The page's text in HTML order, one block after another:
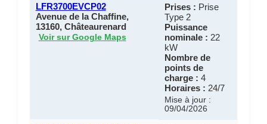
LFR3700EVCP02
Avenue de la Chaffine,
13160, Châteaurenard
Voir sur Google Maps
Prises : Prise
Type 2
Puissance
nominale : 22
kW
Nombre de
points de
charge : 4
Horaires : 24/7
Mise à jour :
09/04/2026